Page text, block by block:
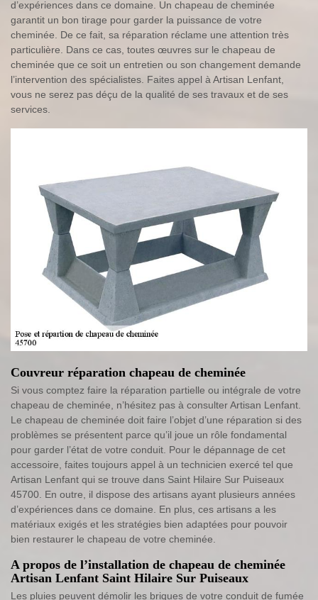
d’expériences dans ce domaine. Un chapeau de cheminée
garantit un bon tirage pour garder la puissance de votre
cheminée. De ce fait, sa réparation réclame une attention très
particulière. Dans ce cas, toutes œuvres sur le chapeau de
cheminée que ce soit un entretien ou son changement demande
l’intervention des spécialistes. Faites appel à Artisan Lenfant,
vous ne serez pas déçu de la qualité de ses travaux et de ses
services.
Couvreur réparation chapeau de cheminée
Si vous comptez faire la réparation partielle ou intégrale de votre
chapeau de cheminée, n’hésitez pas à consulter Artisan Lenfant.
Le chapeau de cheminée doit faire l’objet d’une réparation si des
problèmes se présentent parce qu’il joue un rôle fondamental
pour garder l’état de votre conduit. Pour le dépannage de cet
accessoire, faites toujours appel à un technicien exercé tel que
Artisan Lenfant qui se trouve dans Saint Hilaire Sur Puiseaux
45700. En outre, il dispose des artisans ayant plusieurs années
d’expériences dans ce domaine. En plus, ces artisans a les
matériaux exigés et les stratégies bien adaptées pour pouvoir
bien restaurer le chapeau de votre cheminée.
A propos de l’installation de chapeau de cheminée
Artisan Lenfant Saint Hilaire Sur Puiseaux
Les pluies peuvent démolir les briques de votre conduit de fumée